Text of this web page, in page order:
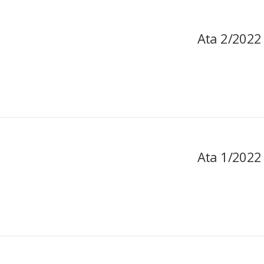
Ata 2/2022
Ata 1/2022